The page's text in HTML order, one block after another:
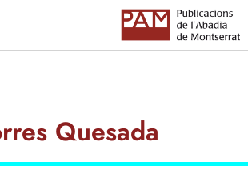
Quesada